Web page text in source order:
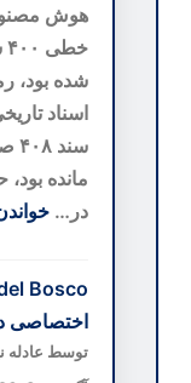
هوش
شده بود،
اسناد
مانده
در…
مصنوعی
۴۰۰
اختصاصی
توسط عادله